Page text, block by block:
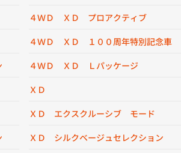
４ＷＤ ＸＤ プロアクティブ
４ＷＤ ＸＤ １００周年特別記念車
４ＷＤ ＸＤ Ｌパッケージ
ＸＤ
ＸＤ エクスクルーシブ モード
ＸＤ シルクベージュセレクション